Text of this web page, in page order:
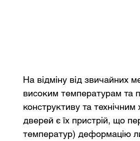
На відміну від звичайних
високим температурам та
конструктиву та
дверей є їх пристрій, що
температур) деформацію